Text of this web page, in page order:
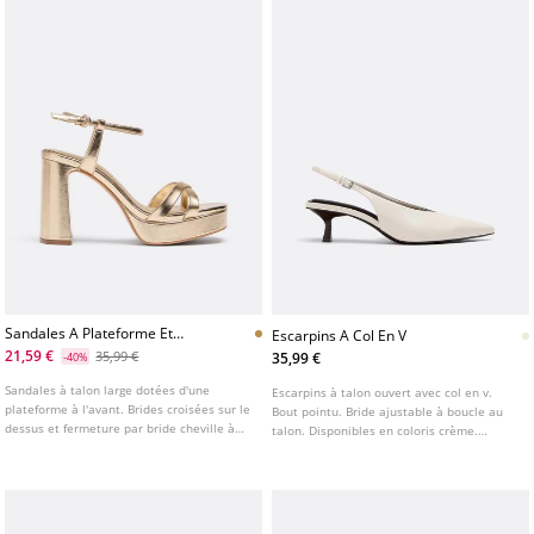
Sandales A Plateforme Et
Talon Large
21,59 € -40% 35,99 €
Sandales à talon large dotées d'une
plateforme à l'avant. Brides croisées sur le
dessus et fermeture par bride cheville à
Escarpins A Col En V
35,99 €
Escarpins à talon ouvert avec col en v.
Bout pointu. Bride ajustable à boucle au
talon. Disponibles en coloris crème.